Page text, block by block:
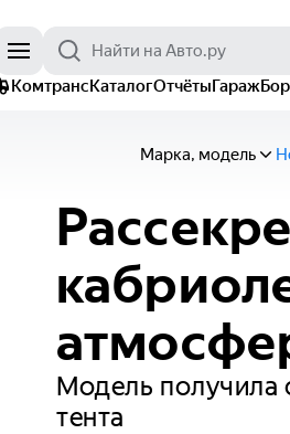
КомтрансКаталогОтчётыГараж
Марка, модель
Модель получила
тента